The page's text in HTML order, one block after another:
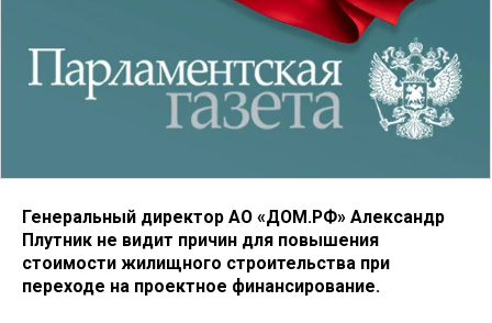
Генеральный директор АО «ДОМ.РФ» Александр
Плутник не видит причин для повышения
стоимости жилищного строительства при
переходе на проектное финансирование.